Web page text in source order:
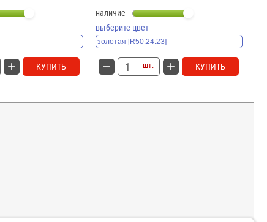
КУПИТЬ
наличие
выберите цвет
шт. КУПИТЬ